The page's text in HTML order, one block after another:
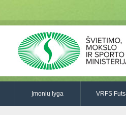
Įmonių lyga VRFS